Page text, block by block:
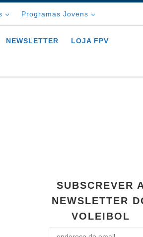
Programas Jovens
NEWSLETTER LOJA FPV
SUBSCREVER
NEWSLETTER
VOLEIBOL